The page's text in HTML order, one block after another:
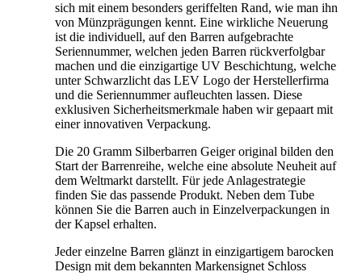
sich mit einem besonders geriffelten Rand, wie man ihn
von Münzprägungen kennt. Eine wirkliche Neuerung
ist die individuell, auf den Barren aufgebrachte
Seriennummer, welchen jeden Barren rückverfolgbar
machen und die einzigartige UV Beschichtung, welche
unter Schwarzlicht das LEV Logo der Herstellerfirma
und die Seriennummer aufleuchten lassen. Diese
exklusiven Sicherheitsmerkmale haben wir gepaart mit
einer innovativen Verpackung.
Die 20 Gramm Silberbarren Geiger original bilden den
Start der Barrenreihe, welche eine absolute Neuheit auf
dem Weltmarkt darstellt. Für jede Anlagestrategie
finden Sie das passende Produkt. Neben dem Tube
können Sie die Barren auch in Einzelverpackungen in
der Kapsel erhalten.
Jeder einzelne Barren glänzt in einzigartigem barocken
Design mit dem bekannten Markensignet Schloss